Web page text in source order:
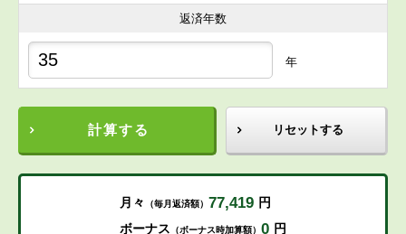
返済年数
年
計算する リセットする
月々 （毎月返済額） 77,419 円
ボーナス （ボーナス時加算額） 0 円